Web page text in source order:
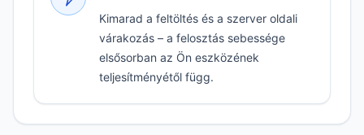
Kimarad a feltöltés és a szerver oldali
várakozás – a felosztás sebessége
elsősorban az Ön eszközének
teljesítményétől függ.